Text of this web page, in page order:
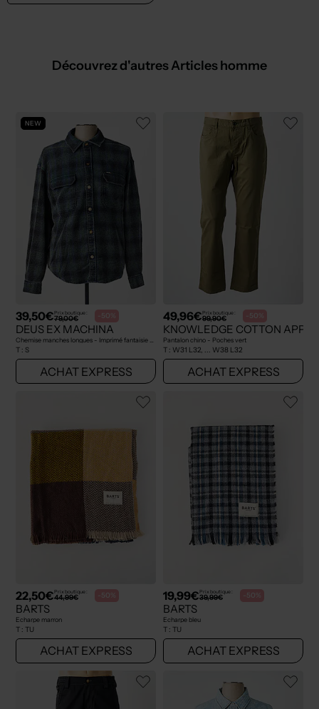
Découvrez d'autres Articles homme
NEW
39,50€Prix boutique :
79,00€ -50%
DEUS EX MACHINA
Chemise manches longues - Imprimé fantaisie bleu
T : S
ACHAT EXPRESS
49,96€Prix boutique :
99,90€ -50%
KNOWLEDGE COTTON
Pantalon chino - Poches vert
T : W31 L32, ... W38 L32
ACHAT EXPRESS
22,50€Prix boutique :
44,99€ -50%
BARTS
Echarpe marron
T : TU
ACHAT EXPRESS
19,99€Prix boutique :
39,99€ -50%
BARTS
Echarpe bleu
T : TU
ACHAT EXPRESS